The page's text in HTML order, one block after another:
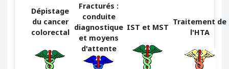
Dépistage
du cancer
colorectal
Fracturés :
conduite
diagnostique
et moyens
d'attente
IST et MST
Traitement de
l'HTA